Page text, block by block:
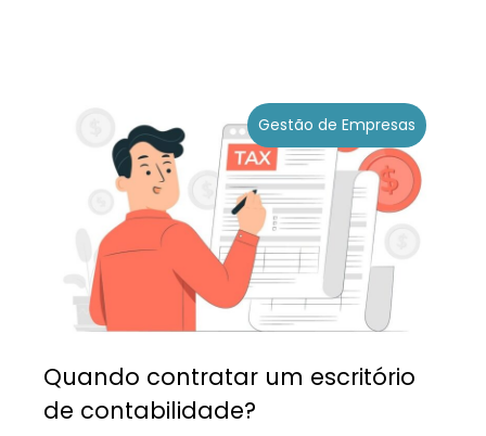
Gestão de Empresas
Quando contratar um escritório
de contabilidade?